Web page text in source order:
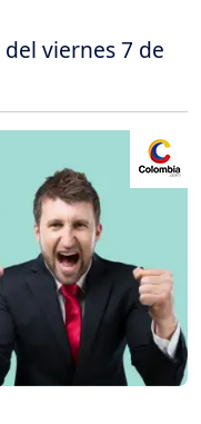
viernes 7 de